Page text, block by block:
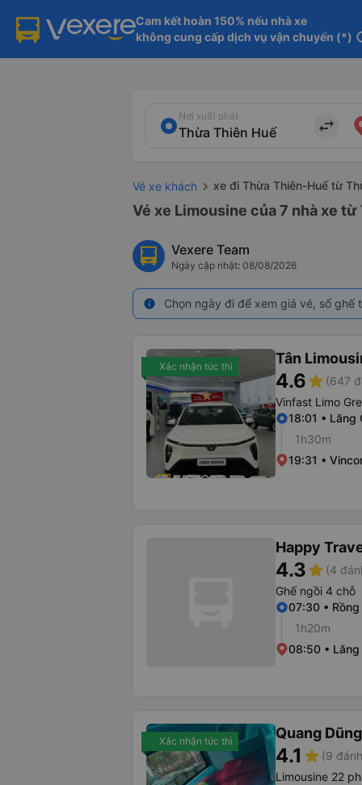
Cam kết hoàn 150% nếu nhà xe
không cung cấp dịch vụ vận chuyển (*)
Nơi xuất phát
import_export
Vé xe khách xe đi Thừa Thiên-Huế từ
Vé xe Limousine của 7 nhà xe
Vexere Team
Ngày cập nhật: 08/08/2026
info Chọn ngày đi để xem giá vé, số
Xác nhận tức thì Tân
4.6star (647
Vinfast Limo
18:01 • Lăng
1h30m
19:31 •
Happy
4.3star (4
Ghế ngồi 4 chỗ
07:30 •
1h20m
08:50 • Lăng
Xác nhận tức thì Quang Dũng
4.1 star (9
Limousine 22